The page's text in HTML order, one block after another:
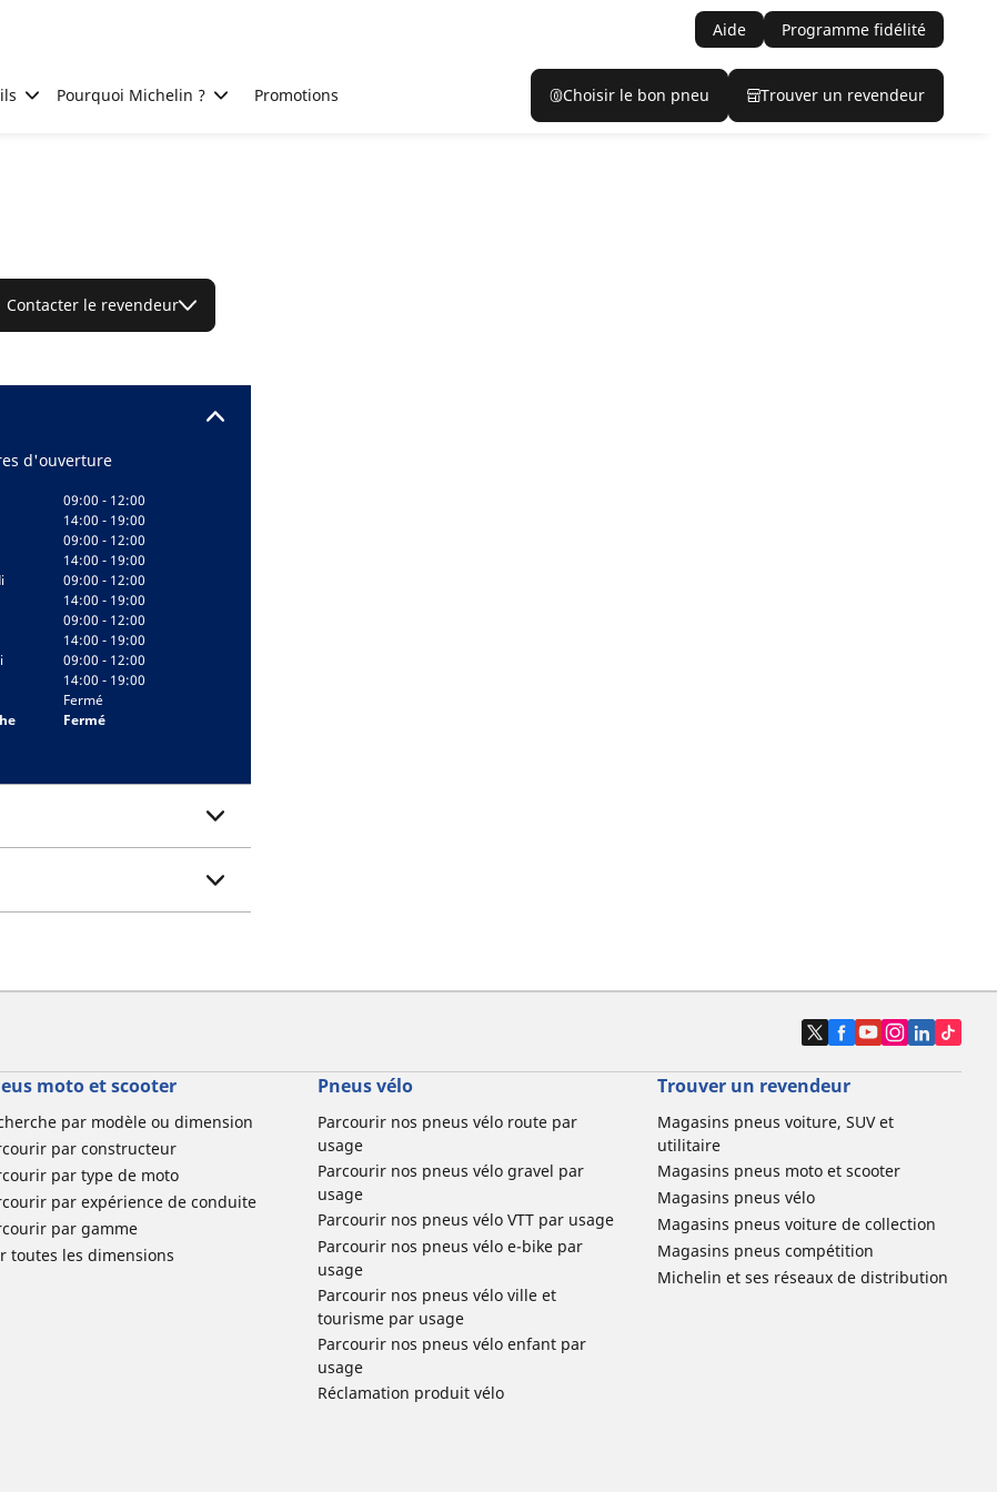
Aide Programme fidélité
Pourquoi Michelin ? Promotions Choisir le bon pneu Trouver un revendeur
Contacter le revendeur
d'ouverture
09:00 - 12:00
14:00 - 19:00
09:00 - 12:00
14:00 - 19:00
09:00 - 12:00
14:00 - 19:00
09:00 - 12:00
14:00 - 19:00
09:00 - 12:00
14:00 - 19:00
Fermé
Fermé
moto et scooter
par modèle ou dimension
par constructeur
par type de moto
par expérience de conduite
par gamme
toutes les dimensions
Pneus vélo
Parcourir nos pneus vélo route par
usage
Parcourir nos pneus vélo gravel par
usage
Parcourir nos pneus vélo VTT par usage
Parcourir nos pneus vélo e-bike par
usage
Parcourir nos pneus vélo ville et
tourisme par usage
Parcourir nos pneus vélo enfant par
usage
Réclamation produit vélo
Trouver un revendeur
Magasins pneus voiture, SUV et
utilitaire
Magasins pneus moto et scooter
Magasins pneus vélo
Magasins pneus voiture de collection
Magasins pneus compétition
Michelin et ses réseaux de distribution